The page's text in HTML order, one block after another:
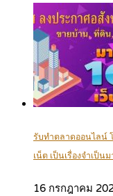
รับทำตลาดออนไลน์
เน็ต เป็นเรื่องจำเป็น
16 กรกฎาคม